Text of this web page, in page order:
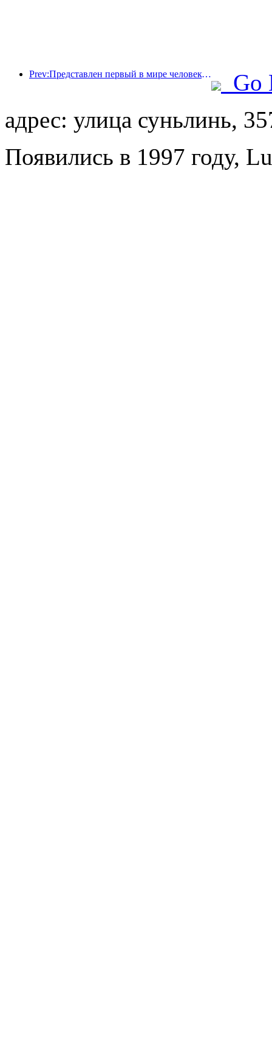
Prev:Представлен первый в мире человекоподобный робот, ориентированный на обслуживание в сфере общественного питания в различных сценариях.
Go
адрес: улица суньлинь,
Появились в 1997 году,